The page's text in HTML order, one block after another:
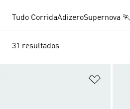
Tudo CorridaAdizeroSupernova 🏃
31 resultados